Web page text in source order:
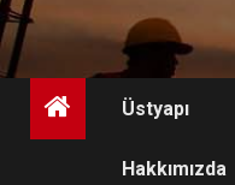
Üstyapı
Hakkımızda